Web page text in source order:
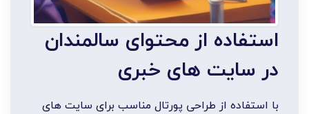
استفاده از محتوای سالمندان
در سایت های خبری
با استفاده از طراحی پورتال مناسب برای سایت های